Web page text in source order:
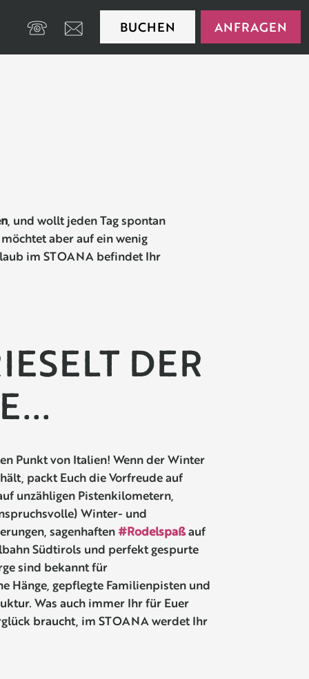
+39 0474 650175 BUCHEN ANFRAGEN
, und wollt jeden Tag spontan
aber auf ein wenig
im STOANA befindet Ihr
DER
Punkt von Italien! Wenn der Winter
packt Euch die Vorfreude auf
unzähligen Pistenkilometern,
Winter- und
sagenhaften#Rodelspaßauf
Südtirols und perfekt gespurte
sind bekannt für
Hänge, gepflegte Familienpisten und
Was auch immer Ihr für Euer
braucht, im STOANA werdet Ihr